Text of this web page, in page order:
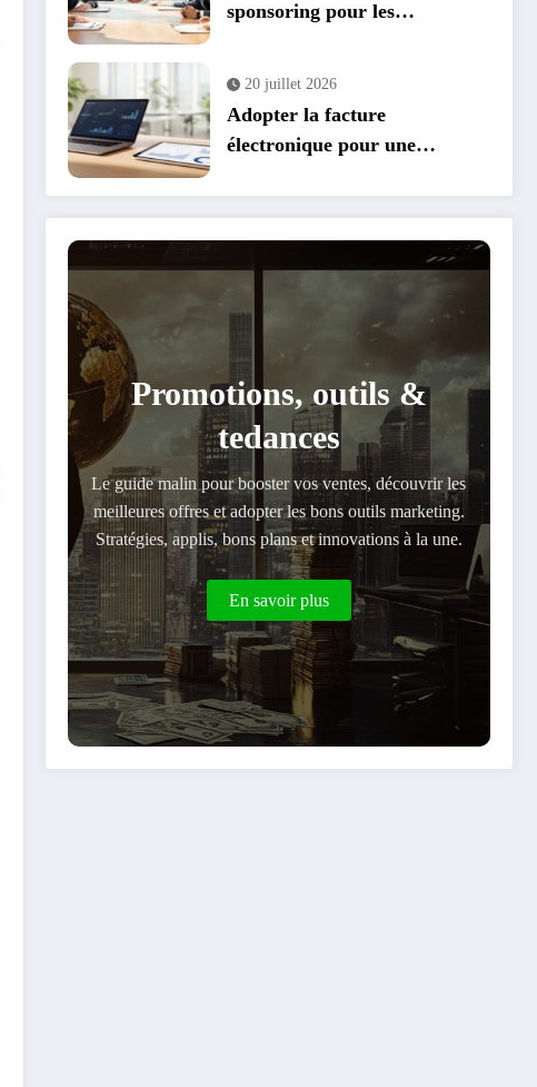
sponsoring pour les
20 juillet 2026
Adopter la facture
électronique pour une
Promotions, outils &
tedances
Le guide malin pour booster vos ventes, découvrir les
meilleures offres et adopter les bons outils marketing.
Stratégies, applis, bons plans et innovations à la une.
En savoir plus